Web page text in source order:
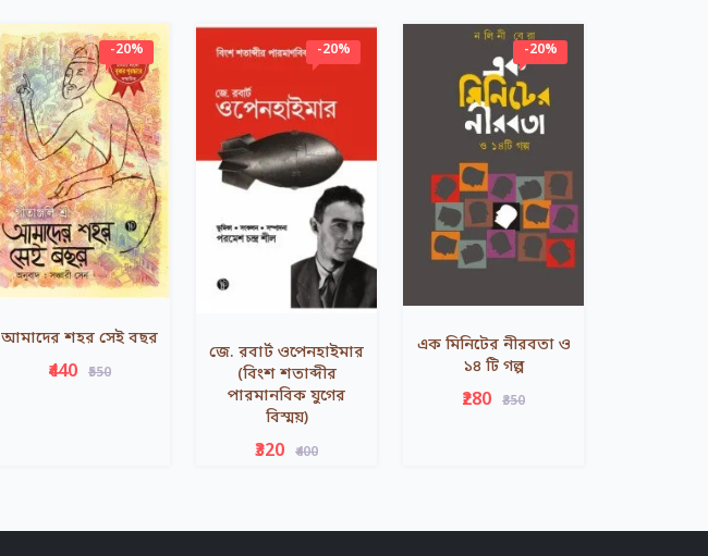
-20%
আমাদের শহর সেই বছর
₹440 ₹550
-20%
জে. রবার্ট ওপেনহাইমার
(বিংশ শতাব্দীর
পারমানবিক যুগের
বিস্ময়)
₹320 ₹400
-20%
এক মিনিটের নীরবতা ও
১৪ টি গল্প
₹280 ₹350